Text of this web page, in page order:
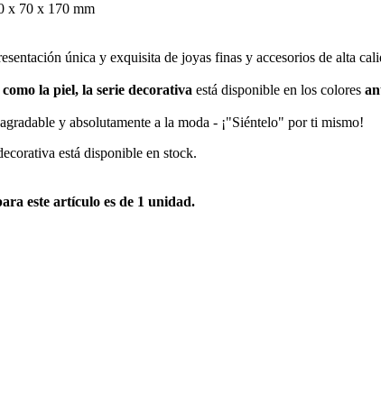
x 70 x 170 mm
única y exquisita de joyas finas y accesorios de alta
la piel, la serie decorativa está disponible en los colores
y absolutamente a la moda - ¡"Siéntelo" por ti mismo!
está disponible en stock.
este artículo es de 1 unidad.